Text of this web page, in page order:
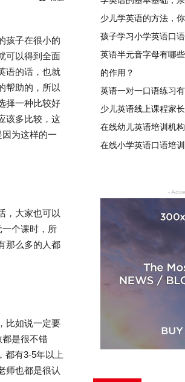
孩子在很小的
可以得到全面
语的话，也就
帮助的，所以
择一种比较好
该多比较，这
为这样的一
，大家也可以
个课时，所
那么多的人都
比如说一定要
是很不错
都有3-5年以上
师也都是很认
少儿学英语的方法，
孩子学习小学英语口
英语半元音字母有哪
的作用？
英语一对一口语练习
少儿英语线上课程家
在线幼儿英语培训机
在线小学英语口语培
-